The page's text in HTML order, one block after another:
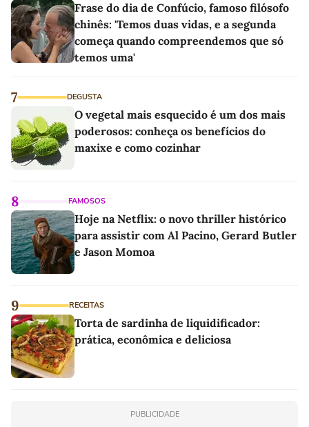
Frase do dia de Confúcio, famoso filósofo
chinês: 'Temos duas vidas, e a segunda
começa quando compreendemos que só
temos uma'
7 DEGUSTA
O vegetal mais esquecido é um dos mais
poderosos: conheça os benefícios do
maxixe e como cozinhar
8 FAMOSOS
Hoje na Netflix: o novo thriller histórico
para assistir com Al Pacino, Gerard Butler
e Jason Momoa
9 RECEITAS
Torta de sardinha de liquidificador:
prática, econômica e deliciosa
PUBLICIDADE